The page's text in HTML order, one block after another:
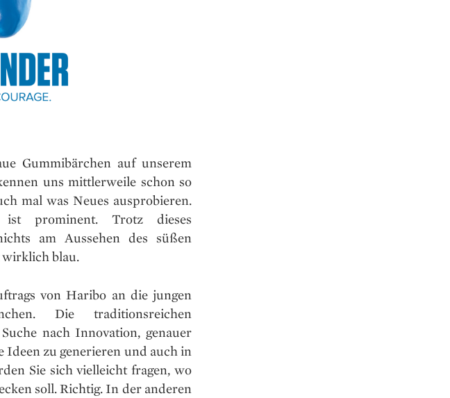
Gummibärchen auf unserem
uns mittlerweile schon so
mal was Neues ausprobieren.
prominent. Trotz dieses
am Aussehen des süßen
wirklich blau.
von Haribo an die jungen
Die traditionsreichen
nach Innovation, genauer
Ideen zu generieren und auch in
Sie sich vielleicht fragen, wo
soll. Richtig. In der anderen